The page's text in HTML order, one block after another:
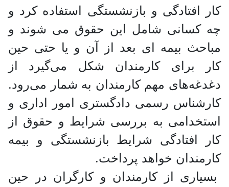
کار افتادگی و بازنشستگی استفاده کرد و
چه کسانی شامل این حقوق می شوند و
مباحث بیمه ای بعد از آن و یا حتی حین
کار برای کارمندان شکل می‌گیرد از
دغدغه‌های مهم کارمندان به شمار می‌رود.
کارشناس رسمی دادگستری امور اداری و
استخدامی به بررسی شرایط و حقوق از
کار افتادگی شرایط بازنشستگی و بیمه
کارمندان خواهد پرداخت.
بسیاری از کارمندان و کارگران در حین